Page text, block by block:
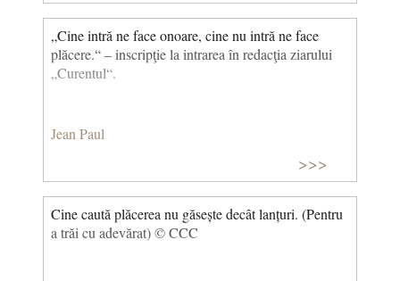
„Cine intră ne face onoare, cine nu intră ne face
plăcere.“ – inscripţie la intrarea în redacţia ziarului
„Curentul“.
Jean Paul
>>>
Cine caută plăcerea nu găsește decât lanțuri. (Pentru
a trăi cu adevărat) © CCC